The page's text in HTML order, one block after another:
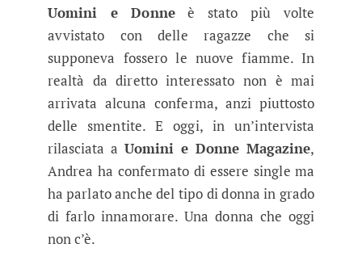
Uomini e Donneè stato più volte
avvistato con delle ragazze che si
supponeva fossero le nuove fiamme. In
realtà da diretto interessato non è mai
arrivata alcuna conferma, anzi piuttosto
delle smentite. E oggi, in un’intervista
rilasciata a Uomini e Donne Magazine,
Andrea ha confermato di essere single ma
ha parlato anche del tipo di donna in grado
di farlo innamorare. Una donna che oggi
non c’è.